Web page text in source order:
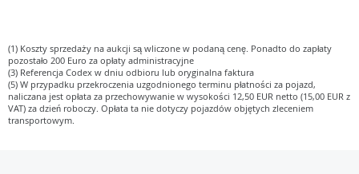
(1) Koszty sprzedaży na aukcji są wliczone w podaną cenę. Ponadto do zapłaty
pozostało 200 Euro za opłaty administracyjne
(3) Referencja Codex w dniu odbioru lub oryginalna faktura
(5) W przypadku przekroczenia uzgodnionego terminu płatności za pojazd,
naliczana jest opłata za przechowywanie w wysokości 12,50 EUR netto (15,00 EUR z
VAT) za dzień roboczy. Opłata ta nie dotyczy pojazdów objętych zleceniem
transportowym.